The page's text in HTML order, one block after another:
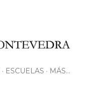
ESCUELAS MÁS…